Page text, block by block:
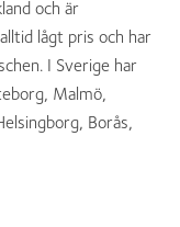
och är
lågt pris och har
I Sverige har
Malmö,
Borås,